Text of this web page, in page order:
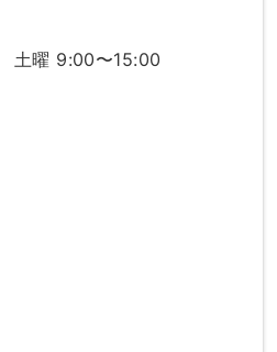
土曜 9:00〜15:00